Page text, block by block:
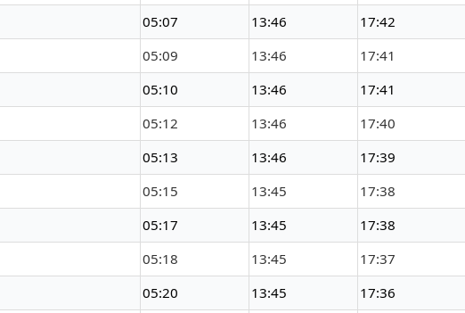
05:07 13:46 17:42
05:09 13:46 17:41
05:10 13:46 17:41
05:12 13:46 17:40
05:13 13:46 17:39
05:15 13:45 17:38
05:17 13:45 17:38
05:18 13:45 17:37
05:20 13:45 17:36